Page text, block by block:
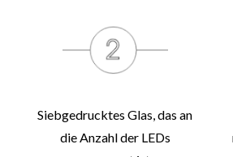
Siebgedrucktes Glas, das an
die Anzahl der LEDs